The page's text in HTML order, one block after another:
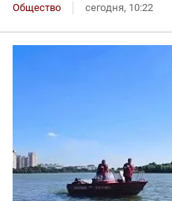
Общество сегодня, 10:22